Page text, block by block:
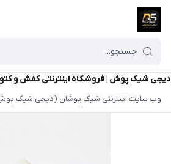
دیجی شیک پوش | فروشگاه اینترنتی کفش و
وب سایت اینترنتی شیک پوشان (دیجی شیک